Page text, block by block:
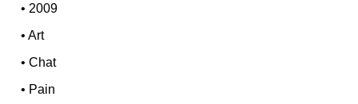
•2009
•Art
•Chat
• Pain